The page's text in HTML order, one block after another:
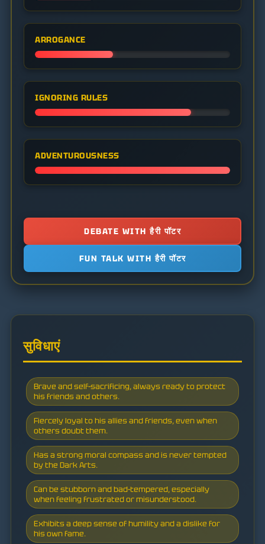
ARROGANCE
IGNORING RULES
ADVENTUROUSNESS
DEBATE WITH हैरी पॉटर
FUN TALK WITH हैरी पॉटर
सुविधाएं
Brave and self-sacrificing, always ready to protect
his friends and others.
Fiercely loyal to his allies and friends, even when
others doubt them.
Has a strong moral compass and is never tempted
by the Dark Arts.
Can be stubborn and bad-tempered, especially
when feeling frustrated or misunderstood.
Exhibits a deep sense of humility and a dislike for
his own fame.